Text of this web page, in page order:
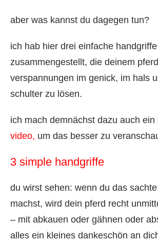
aber was kannst du dagegen tun?
ich hab hier drei einfache
zusammengestellt, die deinem
verspannungen im genick, im hals
schulter zu lösen.
ich mach demnächst dazu auch ein
video, um das besser zu
3 simple handgriffe
du wirst sehen: wenn du das
machst, wird dein pferd recht
– mit abkauen oder gähnen oder
alles ein kleines dankeschön an